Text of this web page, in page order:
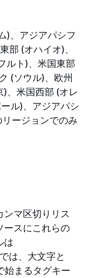
)、アジアパシフ
部 (オハイオ)、
ルト)、米国東部
(ソウル)、欧州
、米国西部 (オレ
ル)、アジアパシ
ージョンでのみ
マ区切りリス
ースにこれらの
は
は、大文字と
始まるタグキー